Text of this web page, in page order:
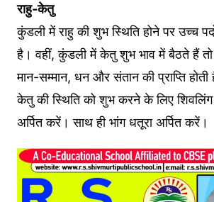
राहु-केतु
कुंडली में राहु की शुभ स्थिति होने पर उच्च पदों
है। वहीं, कुंडली में केतु शुभ भाव में बैठते हैं तो
मान-सम्मान, धन और संतान की प्राप्ति
केतु की स्थिति को शुभ करने के लिए
अर्पित करें। साथ ही भांग धतूरा अर्पित करें।